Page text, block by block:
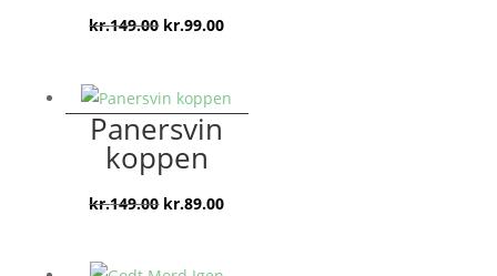
kr.149.00 Den
var:
kr.149.00.
kr.99.00Den
er:
Panersvin
koppen
kr.149.00 Den
kr.89.00Den